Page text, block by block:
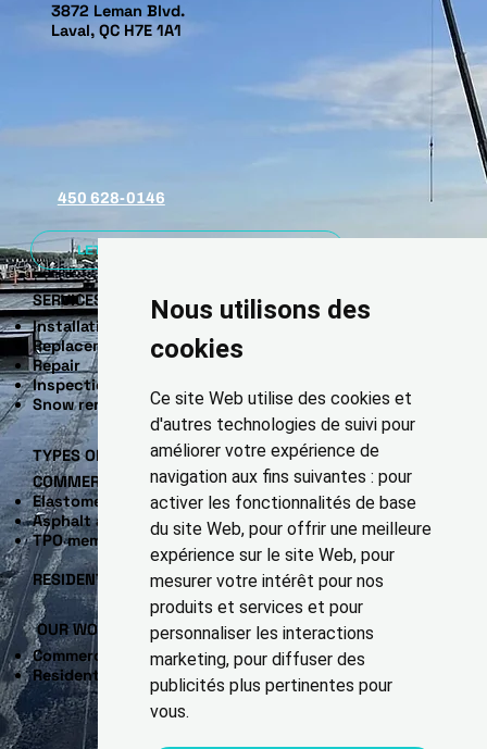
Nous utilisons des
cookies
Ce site Web utilise des cookies et
d'autres technologies de suivi pour
améliorer votre expérience de
navigation aux fins suivantes : pour
activer les fonctionnalités de base
du site Web, pour offrir une meilleure
expérience sur le site Web, pour
mesurer votre intérêt pour nos
produits et services et pour
personnaliser les interactions
marketing, pour diffuser des
publicités plus pertinentes pour
vous.
3872 Leman Blvd.
Laval, QC H7E 1A1
SERVICES
Installation
Replacement
Repair
Inspection / Maintenance
Snow removal
TYPES OF FLAT ROOFS
​COMMERCIAL
Elastomeric membrane
Asphalt and gravel
TPO membrane
RESIDENTIAL
OUR WORK
Commercial projects
Residential projects
450 628-0146
LET'S DISCUSS YOUR PROJECT